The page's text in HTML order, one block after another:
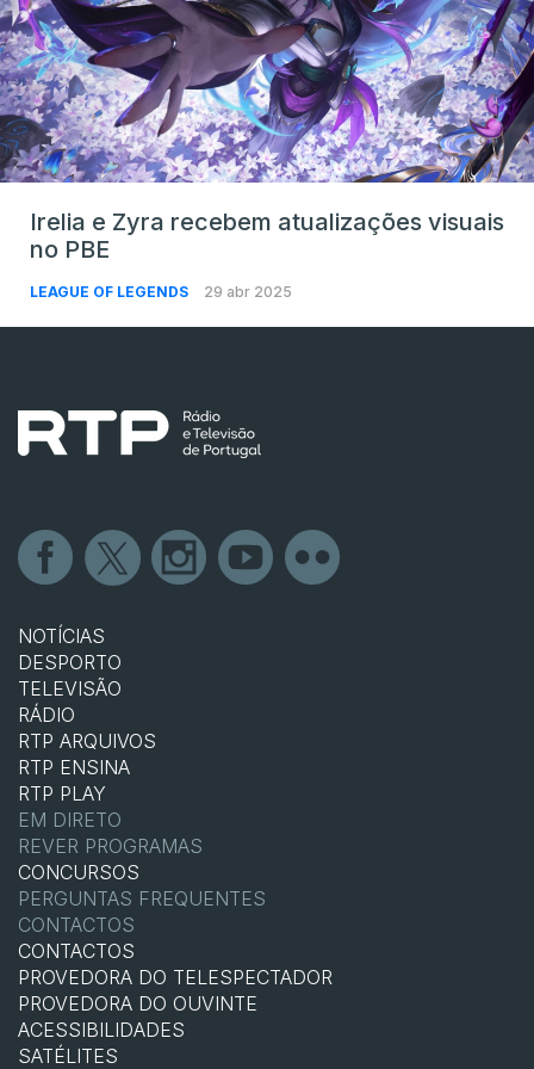
Irelia e Zyra recebem atualizações visuais
no PBE
LEAGUE OF LEGENDS 29 abr 2025
NOTÍCIAS
DESPORTO
TELEVISÃO
RÁDIO
RTP ARQUIVOS
RTP ENSINA
RTP PLAY
EM DIRETO
REVER PROGRAMAS
CONCURSOS
PERGUNTAS FREQUENTES
CONTACTOS
CONTACTOS
PROVEDORA DO TELESPECTADOR
PROVEDORA DO OUVINTE
ACESSIBILIDADES
SATÉLITES